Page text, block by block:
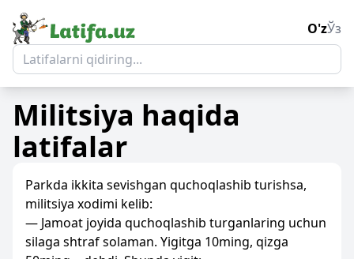
O'zЎз
Militsiya haqida
latifalar
Parkda ikkita sevishgan quchoqlashib turishsa,
militsiya xodimi kelib:
— Jamoat joyida quchoqlashib turganlaring uchun
silaga shtraf solaman. Yigitga 10ming, qizga